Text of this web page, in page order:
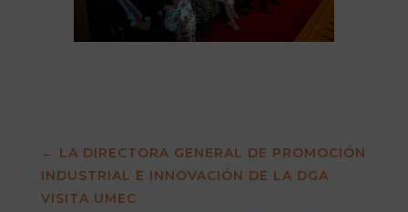
← LA DIRECTORA GENERAL DE PROMOCIÓN
INDUSTRIAL E INNOVACIÓN DE LA DGA
VISITA UMEC